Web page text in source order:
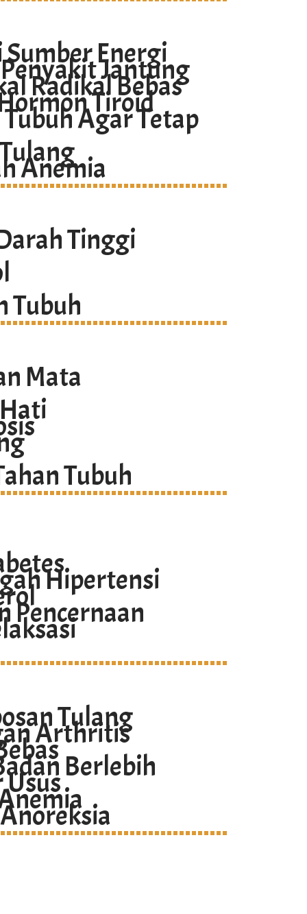
Sumber Energi
Jantung
Radikal Bebas
Tiroid
Agar Tetap
Anemia
Tinggi
Tubuh
Mata
Tubuh
Hipertensi
Pencernaan
Tulang
Arthritis
Berlebih